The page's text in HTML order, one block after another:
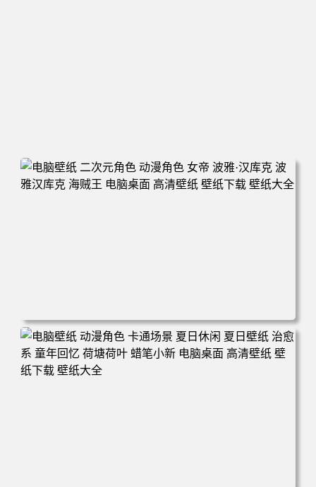
电脑壁纸 二次元角色 动漫角色 女帝 波雅·汉库克 波雅汉库
克 海贼王 电脑桌面 高清壁纸 壁纸下载 壁纸大全